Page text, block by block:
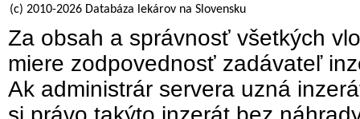
(c) 2010-2026 Databáza lekárov na Slovensku
Za obsah a správnosť všetkých
miere zodpovednosť zadávateľ
Ak administrár servera uzná